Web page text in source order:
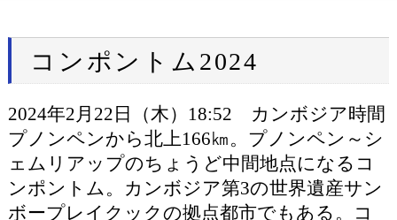
コンポントム2024
2024年2月22日（木）18:52 カンボジア時間
プノンペンから北上166㎞。プノンペン～シ
ェムリアップのちょうど中間地点になるコ
ンポントム。カンボジア第3の世界遺産サン
ボープレイクックの拠点都市でもある。コ